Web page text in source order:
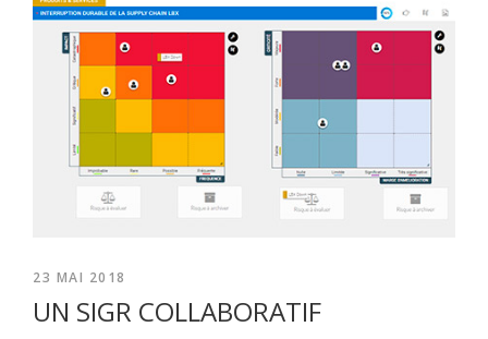
23 MAI 2018
UN SIGR COLLABORATIF